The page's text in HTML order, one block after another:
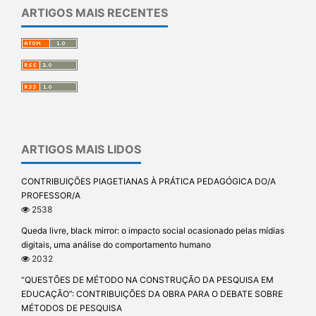
ARTIGOS MAIS RECENTES
ARTIGOS MAIS LIDOS
CONTRIBUIÇÕES PIAGETIANAS À PRÁTICA PEDAGÓGICA DO/A
PROFESSOR/A
2538
Queda livre, black mirror: o impacto social ocasionado pelas mídias
digitais, uma análise do comportamento humano
2032
“QUESTÕES DE MÉTODO NA CONSTRUÇÃO DA PESQUISA EM
EDUCAÇÃO”: CONTRIBUIÇÕES DA OBRA PARA O DEBATE SOBRE
MÉTODOS DE PESQUISA